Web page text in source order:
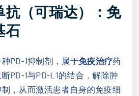
抗（可瑞达）：免
石
PD-1抑制剂，属于免疫治疗药
PD-1与PD-L1的结合，解除肿
，从而激活患者自身的免疫细